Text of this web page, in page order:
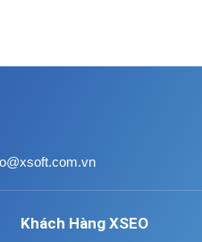
Khách Hàng XSEO